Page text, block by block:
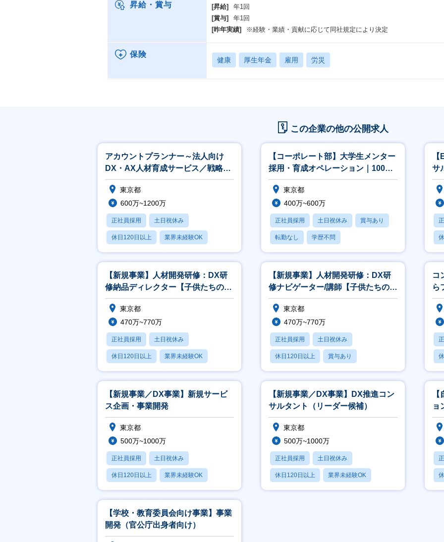
昇給・賞与 [昇給]
年1回
[賞与]
年1回
[昨年実績]
※経験・業績・貢献に応じて同社規定により決定
保険
健康 厚生年金 雇用 労災
この企業の他の公開求人
アカウントプランナー～法人向け
DX・AX人材育成サービス／戦略立
案チーム／リモート・フレックス◎
～
東京都
600万~1200万
正社員採用 土日祝休み
休日120日以上 業界未経験OK
賞与あり
【コーポレート部】大学生メンター
採用・育成オペレーション｜100年
に1度の教育変革を最前線で支える
東京都
400万~600万
正社員採用 土日祝休み 賞与あり
転勤なし 学歴不問
サ
【新規事業】人材開発研修：DX研
修納品ディレクター【子供たちの未
来を創る／リモート・フレックス
可】東京都
470万~770万
正社員採用 土日祝休み
休日120日以上 業界未経験OK
賞与あり
【新規事業】人材開発研修：DX研
修ナビゲーター/講師【子供たちの未
来を創る／リモート・フレックス
可】東京都
470万~770万
正社員採用 土日祝休み
休日120日以上 賞与あり
フレックス
コ
ら
最
決
【新規事業／DX事業】新規サービ
ス企画・事業開発
東京都
500万~1000万
正社員採用 土日祝休み
休日120日以上 業界未経験OK
賞与あり
【新規事業／DX事業】DX推進コン
サルタント（リーダー候補）
東京都
500万~1000万
正社員採用 土日祝休み
休日120日以上 業界未経験OK
賞与あり
ョ
【学校・教育委員会向け事業】事業
開発（官公庁出身者向け）